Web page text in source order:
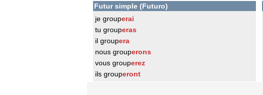
Futur simple (Futuro)
je grouperai
tu grouperas
il groupera
nous grouperons
vous grouperez
ils grouperont